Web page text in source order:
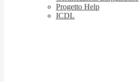
Progetto Help
ICDL